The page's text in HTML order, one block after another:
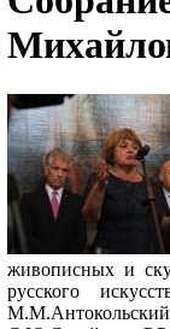
живописных и
русского